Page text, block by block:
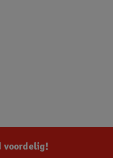
voordelig!